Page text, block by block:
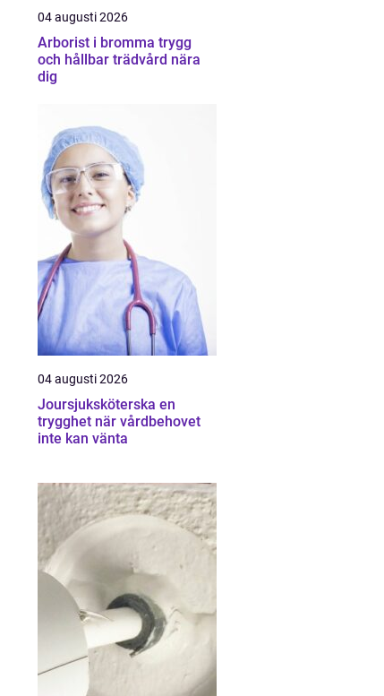
04 augusti 2026
Arborist i bromma trygg
och hållbar trädvård nära
dig
04 augusti 2026
Joursjuksköterska en
trygghet när vårdbehovet
inte kan vänta